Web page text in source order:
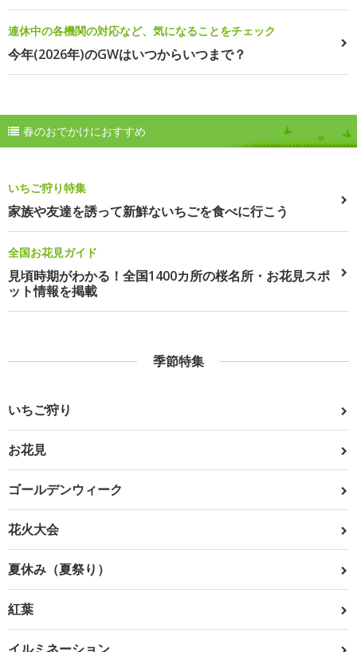
連休中の各機関の対応など、気になることをチェック
今年(2026年)のGWはいつからいつまで？
春のおでかけにおすすめ
いちご狩り特集
家族や友達を誘って新鮮ないちごを食べに行こう
全国お花見ガイド
見頃時期がわかる！全国1400カ所の桜名所・お花見スポ
ット情報を掲載
季節特集
いちご狩り
お花見
ゴールデンウィーク
花火大会
夏休み（夏祭り）
紅葉